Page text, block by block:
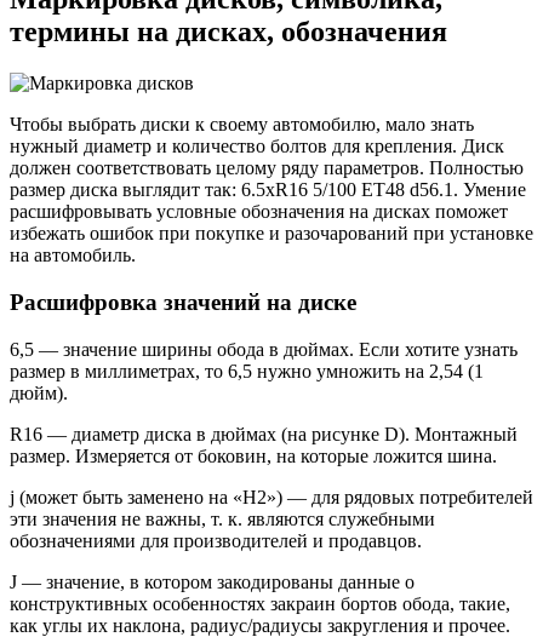
термины на дисках, обозначения
Чтобы выбрать диски к своему автомобилю, мало знать
нужный диаметр и количество болтов для крепления. Диск
должен соответствовать целому ряду параметров. Полностью
размер диска выглядит так: 6.5xR16 5/100 ET48 d56.1. Умение
расшифровывать условные обозначения на дисках поможет
избежать ошибок при покупке и разочарований при установке
на автомобиль.
Расшифровка значений на диске
6,5 — значение ширины обода в дюймах. Если хотите узнать
размер в миллиметрах, то 6,5 нужно умножить на 2,54 (1
дюйм).
R16 — диаметр диска в дюймах (на рисунке D). Монтажный
размер. Измеряется от боковин, на которые ложится шина.
j (может быть заменено на «Н2») — для рядовых потребителей
эти значения не важны, т. к. являются служебными
обозначениями для производителей и продавцов.
J — значение, в котором закодированы данные о
конструктивных особенностях закраин бортов обода, такие,
как углы их наклона, радиус/радиусы закругления и прочее.